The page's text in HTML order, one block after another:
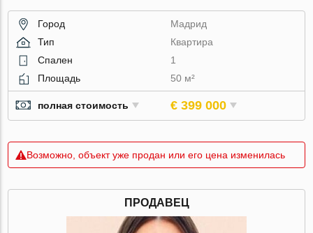
Город
Мадрид
Тип
Квартира
Спален
1
Площадь
50 м²
полная стоимость € 399 000
Возможно, объект уже продан или его цена изменилась
ПРОДАВЕЦ